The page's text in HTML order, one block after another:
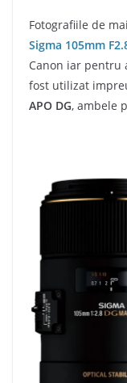
Fotografiile de
Sigma 105mm
Canon iar pentru
fost utilizat
APO DG, ambele